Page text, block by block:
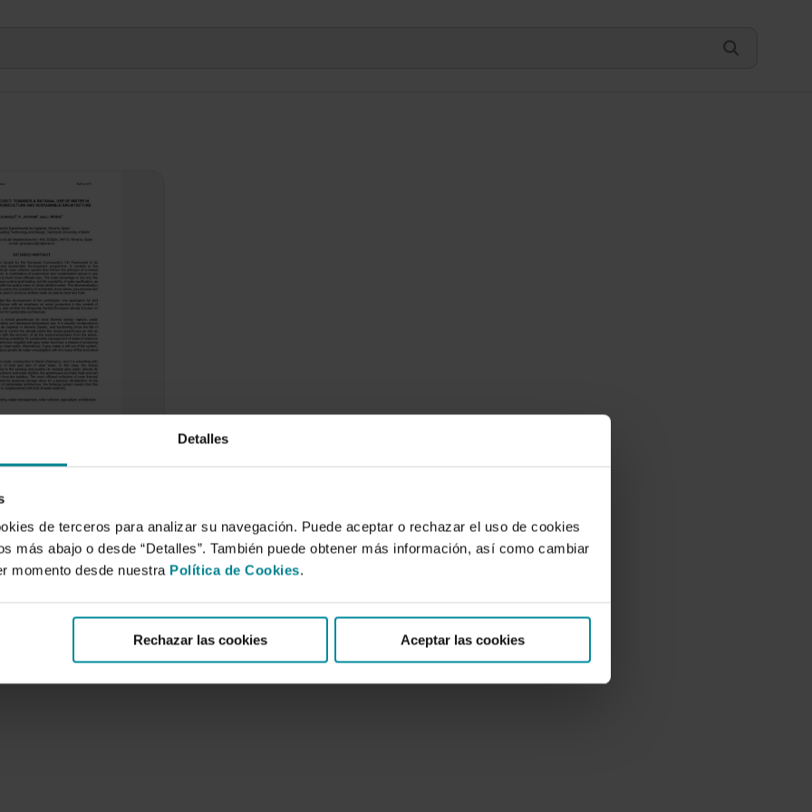
Detalles
de terceros para analizar su navegación. Puede aceptar o rechazar el uso de cookies
más abajo o desde “Detalles”. También puede obtener más información, así como cambiar
momento desde nuestra Política de Cookies.
Rechazar las cookies Aceptar las cookies
of water in
architecture
2007
is funded by the
Vth